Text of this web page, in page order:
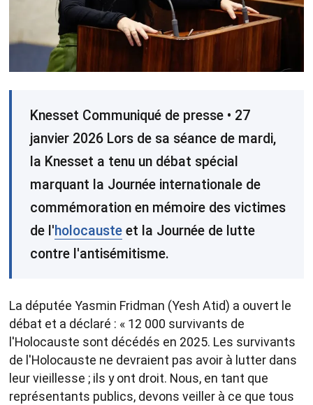
Knesset Communiqué de presse • 27
janvier 2026 Lors de sa séance de mardi,
la Knesset a tenu un débat spécial
marquant la Journée internationale de
commémoration en mémoire des victimes
de l'holocauste et la Journée de lutte
contre l'antisémitisme.
La députée Yasmin Fridman (Yesh Atid) a ouvert le
débat et a déclaré : « 12 000 survivants de
l'Holocauste sont décédés en 2025. Les survivants
de l'Holocauste ne devraient pas avoir à lutter dans
leur vieillesse ; ils y ont droit. Nous, en tant que
représentants publics, devons veiller à ce que tous